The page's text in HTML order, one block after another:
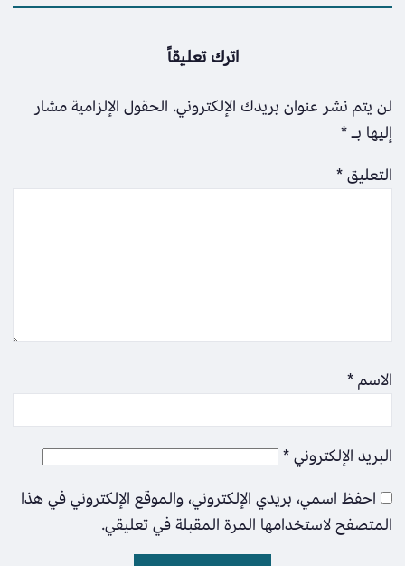
اترك تعليقاً
لن يتم نشر عنوان بريدك الإلكتروني. الحقول الإلزامية مشار
إليها بـ*
التعليق*
الاسم*
البريد الإلكتروني*
احفظ اسمي، بريدي الإلكتروني، والموقع الإلكتروني في هذا
المتصفح لاستخدامها المرة المقبلة في تعليقي.